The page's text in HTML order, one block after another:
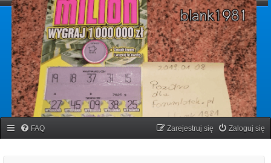
forumlotek.pl
Forum gier liczbowych
FAQ Zaloguj się
Zarejestruj się